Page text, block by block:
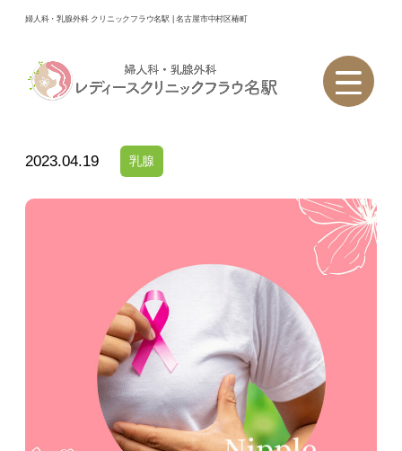
婦人科・乳腺外科 クリニックフラウ名駅 | 名古屋市中村区椿町
婦人科・乳腺外科 レディースクリニックフラウ名駅｜名古屋市中
乳頭からの分泌について
2023.04.19 乳腺